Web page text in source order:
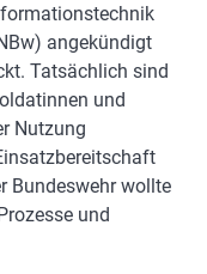
angekündigt
Tatsächlich sind
und
Nutzung
Bundeswehr wollte
und